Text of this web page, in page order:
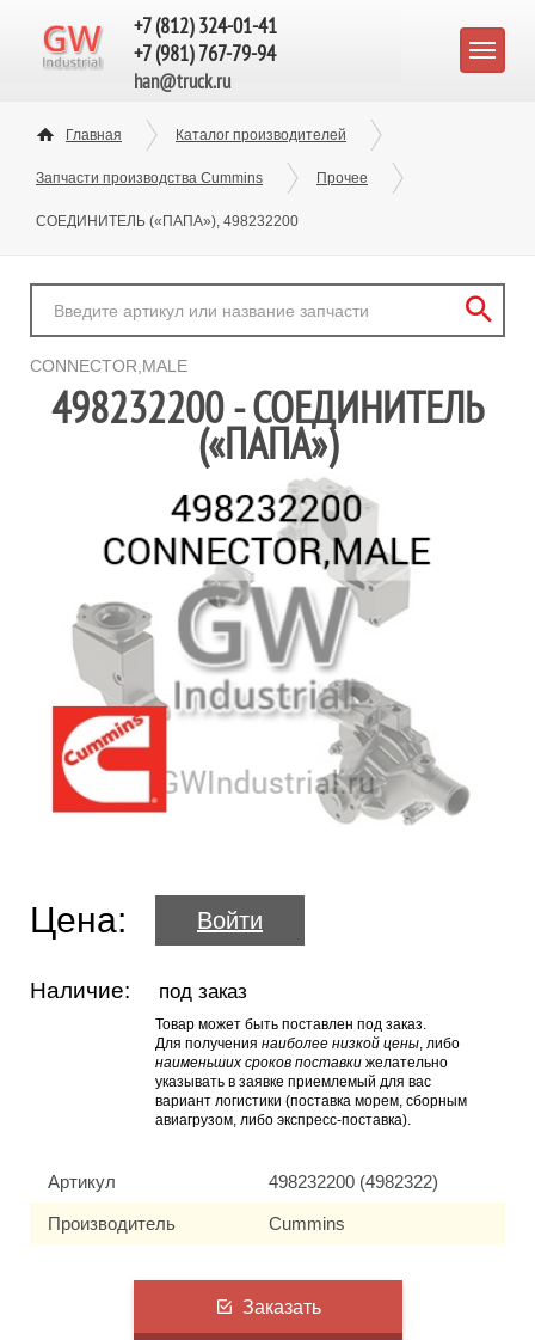
+7 (812) 324-01-41
+7 (981) 767-79-94
han@truck.ru
Главная Каталог производителей
Запчасти производства Cummins Прочее
СОЕДИНИТЕЛЬ («ПАПА»), 498232200
CONNECTOR,MALE
498232200 - СОЕДИНИТЕЛЬ
(«ПАПА»)
Цена: Войти
Наличие: под заказ
Товар может быть поставлен под заказ.
Для получения наиболее низкой цены, либо
наименьших сроков поставки желательно
указывать в заявке приемлемый для вас
вариант логистики (поставка морем, сборным
авиагрузом, либо экспресс-поставка).
Артикул 498232200 (4982322)
Производитель Cummins
Заказать